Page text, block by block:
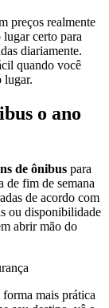
preços realmente
lugar certo para
diariamente.
quando você
lugar.
o ano
de ônibus para
de fim de semana
de acordo com
ou disponibilidade
abrir mão do
forma mais prática